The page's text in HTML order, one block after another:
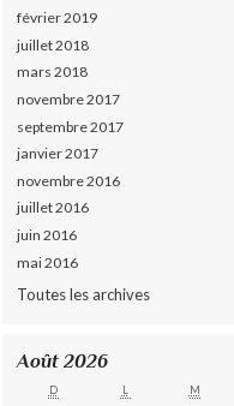
février 2019
juillet 2018
mars 2018
novembre 2017
septembre 2017
janvier 2017
novembre 2016
juillet 2016
juin 2016
mai 2016
Toutes les archives
Août 2026
D L M